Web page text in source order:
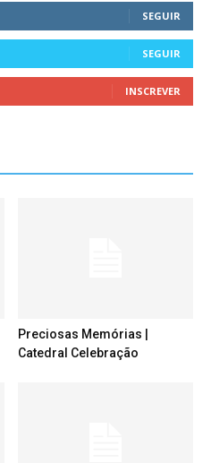
SEGUIR
SEGUIR
INSCREVER
Preciosas Memórias |
Catedral Celebração